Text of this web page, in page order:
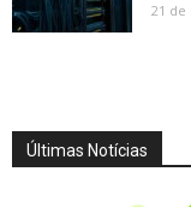
21 de
Últimas Notícias